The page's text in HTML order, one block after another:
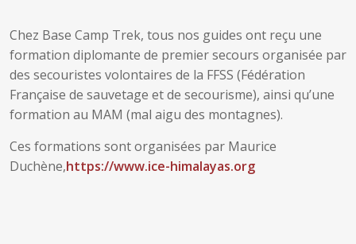
Chez Base Camp Trek, tous nos guides ont reçu une
formation diplomante de premier secours organisée par
des secouristes volontaires de la FFSS (Fédération
Française de sauvetage et de secourisme), ainsi qu’une
formation au MAM (mal aigu des montagnes).
Ces formations sont organisées par Maurice
Duchène,https://www.ice-himalayas.org